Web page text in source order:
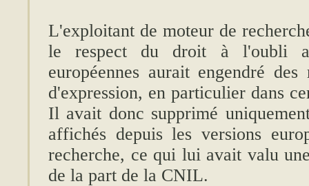
L'exploitant de moteur de
le respect du droit à l'oubli
européennes aurait engendré
d'expression, en particulier dans
Il avait donc supprimé
affichés depuis les versions
recherche, ce qui lui avait valu
de la part de la CNIL.